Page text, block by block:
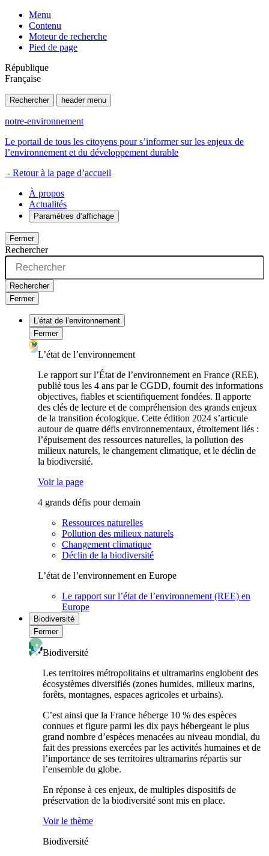
Menu
Contenu
Moteur de recherche
Pied de page
République
Française
Rechercher header menu
notre-environnement
Le portail de tous les citoyens pour s’informer sur les enjeux de
l’environnement et du développement durable
- Retour à la page d’accueil
À propos
Actualités
Paramètres d’affichage
Fermer
Rechercher
Rechercher
Fermer
L’état de l’environnement
Fermer
L’état de l’environnement
Le rapport sur l’État de l’environnement en France (REE),
publié tous les 4 ans par le CGDD, fournit des informations
objectives, fiables et scientifiquement fondées. Il apporte
des clés de lecture et de compréhension des grands enjeux
de la transition écologique. Cette édition 2024 s’articule
autour de quatre défis environnementaux, étroitement liés :
l’épuisement des ressources naturelles, la pollution des
milieux naturels, le changement climatique, et le déclin de
la biodiversité.
Voir la page
4 grands défis pour demain
Ressources naturelles
Pollution des milieux naturels
Changement climatique
Déclin de la biodiversité
L’état de l’environnement en Europe
Le rapport sur l’état de l’environnement (REE) en
Europe
Biodiversité
Fermer
Biodiversité
Les territoires métropolitains et ultramarins englobent des
écosystèmes diversifiés (zones humides, milieux marins,
forêts, montagnes, espaces agricoles et urbains).
C’est ainsi que la France héberge 10 % des espèces
connues et figure parmi les dix pays hébergeant le plus
grand nombre d’espèces menacées au niveau mondial, du
fait des pressions exercées par les activités humaines et de
l’importance de ses territoires ultramarins répartis sur
l’ensemble du globe.
En réponse à ces enjeux, de multiples dispositifs de
préservation de la biodiversité sont mis en place.
Voir le thème
Biodiversité